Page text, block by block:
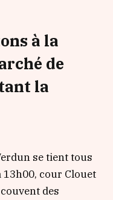
à la
de
la
se tient tous
13h00, cour Clouet
des